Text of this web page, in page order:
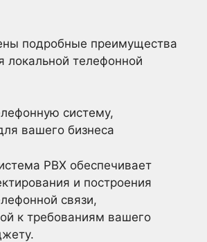
подробные преимущества
локальной телефонной
систему,
вашего бизнеса
PBX обеспечивает
и построения
связи,
к требованиям вашего